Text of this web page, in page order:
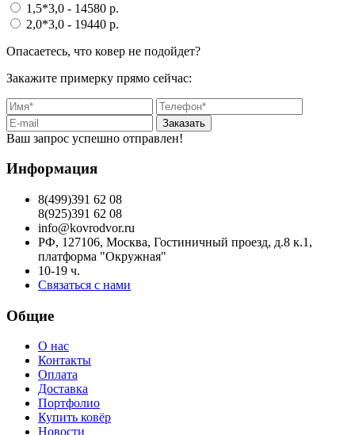
1,5*3,0 - 14580 p.
2,0*3,0 - 19440 p.
Опасаетесь, что ковер не подойдет?
Закажите примерку прямо сейчас:
Заказать
Ваш запрос успешно отправлен!
Информация
8(499)391 62 08
8(925)391 62 08
info@kovrodvor.ru
РФ, 127106, Москва, Гостиничный проезд, д.8 к.1,
платформа "Окружная"
10-19 ч.
Связаться с нами
Общие
О нас
Контакты
Оплата
Доставка
Портфолио
Купить ковёр
Новости